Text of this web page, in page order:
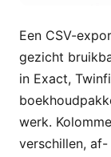
Een CSV-
gezicht
in Exact,
werk.
verschillen,